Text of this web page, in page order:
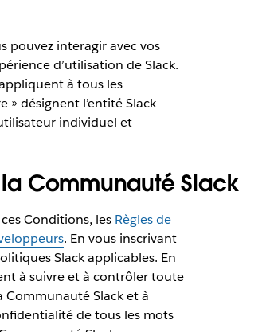
pouvez interagir avec vos
d’utilisation de Slack.
à tous les
désignent l’entité Slack
individuel et
Communauté Slack
Conditions, les Règles de
. En vous inscrivant
Slack applicables. En
à suivre et à contrôler toute
Communauté Slack et à
de tous les mots